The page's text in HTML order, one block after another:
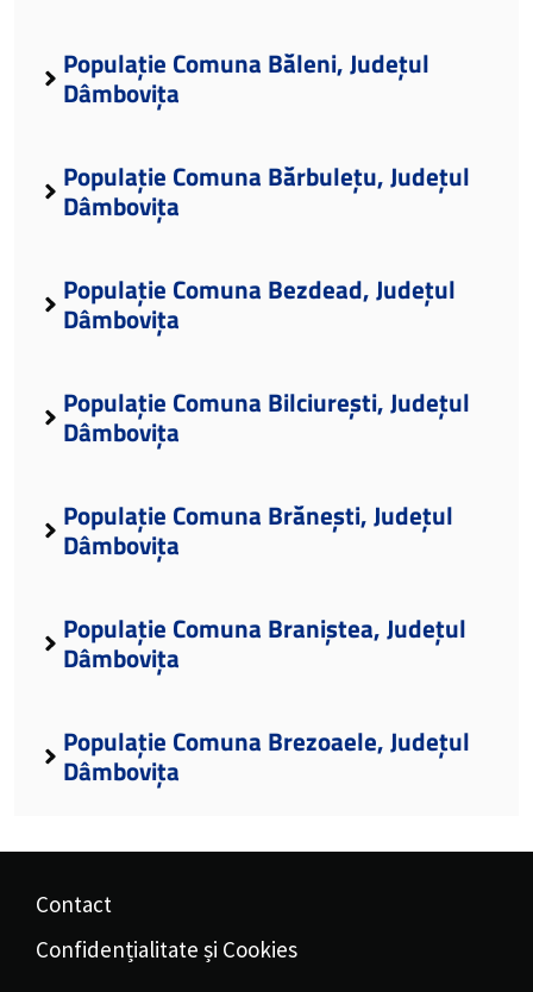
Populație Comuna Băleni, Județul
Dâmbovița
Populație Comuna Bărbulețu, Județul
Dâmbovița
Populație Comuna Bezdead, Județul
Dâmbovița
Populație Comuna Bilciurești, Județul
Dâmbovița
Populație Comuna Brănești, Județul
Dâmbovița
Populație Comuna Braniștea, Județul
Dâmbovița
Populație Comuna Brezoaele, Județul
Dâmbovița
Contact
Confidențialitate și Cookies